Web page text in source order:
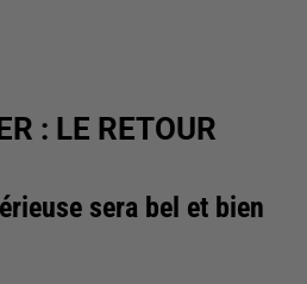
: LE RETOUR
sera bel et bien